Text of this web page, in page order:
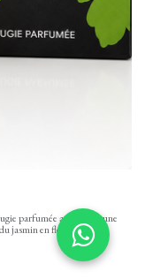
parfumée au jasmin, une
jasmin en fleur.